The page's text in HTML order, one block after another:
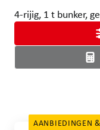
4-rijig, 1 t bunker,
AANBIEDINGEN